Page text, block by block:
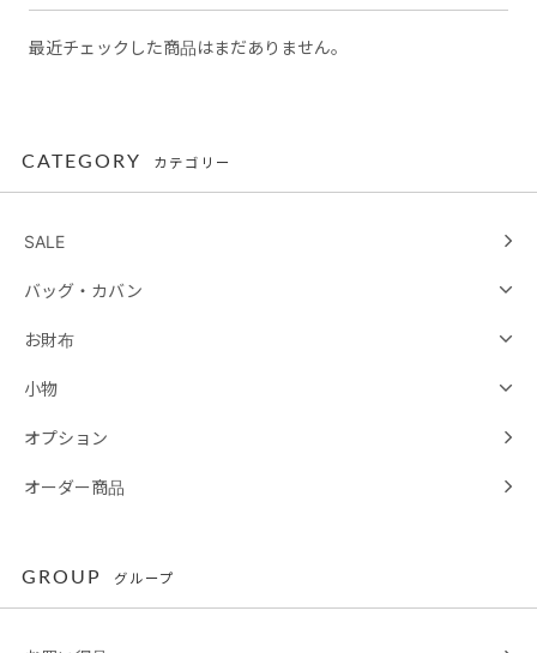
最近チェックした商品はまだありません。
CATEGORY カテゴリー
SALE
バッグ・カバン
お財布
小物
オプション
オーダー商品
GROUP グループ